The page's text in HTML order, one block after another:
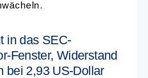
in das SEC-
Fenster, Widerstand
bei 2,93 US-Dollar